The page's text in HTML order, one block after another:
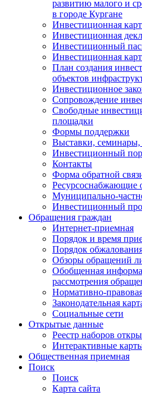
развитию малого и
в городе Кургане
Инвестиционная
Инвестиционная
Инвестиционный
Инвестиционная
План создания
объектов
Инвестиционное
Сопровождение
Свободные
площадки
Формы поддержки
Выставки,
Инвестиционный
Контакты
Форма обратной
Ресурсоснабжающие
Муниципально-
Инвестиционный
Обращения граждан
Интернет-приемная
Порядок и время
Порядок
Обзоры обращений
Обобщенная
рассмотрения
Нормативно-
Законодательная
Социальные сети
Открытые данные
Реестр наборов
Интерактивные
Общественная приемная
Поиск
Поиск
Карта сайта